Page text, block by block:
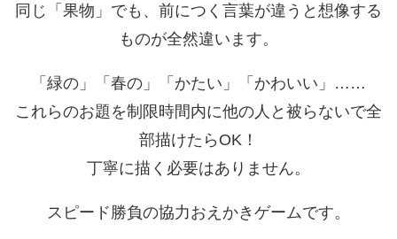
同じ「果物」でも、前につく言葉が違うと想像する
ものが全然違います。
「緑の」「春の」「かたい」「かわいい」……
これらのお題を制限時間内に他の人と被らないで全
部描けたらOK！
丁寧に描く必要はありません。
スピード勝負の協力おえかきゲームです。